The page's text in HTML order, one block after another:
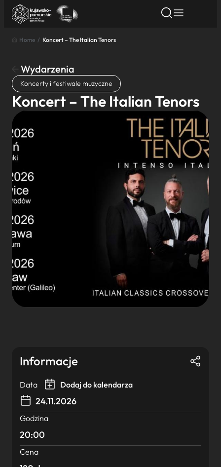
Znajdź atrakcję
Nazwa atrakcji
Miasto
Kategoria
Wyszukaj
Home / Koncert – The Italian Tenors
Wydarzenia
Koncerty i festiwale muzyczne
Koncert – The Italian Tenors
Informacje
Data Dodaj do kalendarza
24.11.2026
Godzina
20:00
Cena